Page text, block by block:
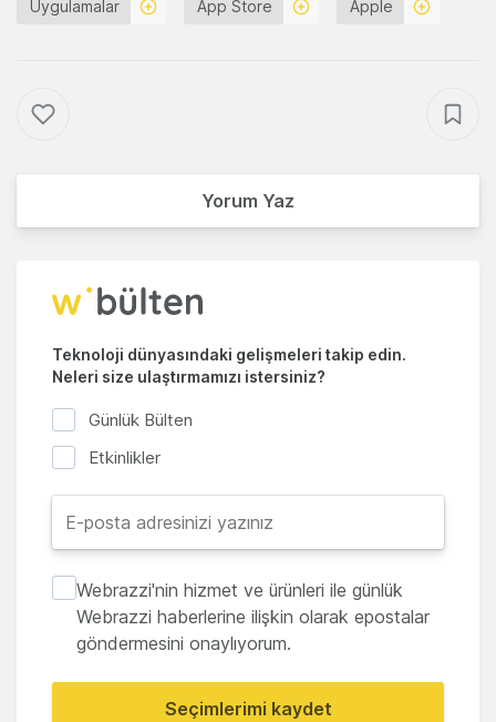
Uygulamalar App Store Apple
Yorum Yaz
Teknoloji dünyasındaki gelişmeleri takip edin.
Neleri size ulaştırmamızı istersiniz?
Günlük Bülten
Etkinlikler
Webrazzi'nin hizmet ve ürünleri ile günlük
Webrazzi haberlerine ilişkin olarak epostalar
göndermesini onaylıyorum.
Seçimlerimi kaydet